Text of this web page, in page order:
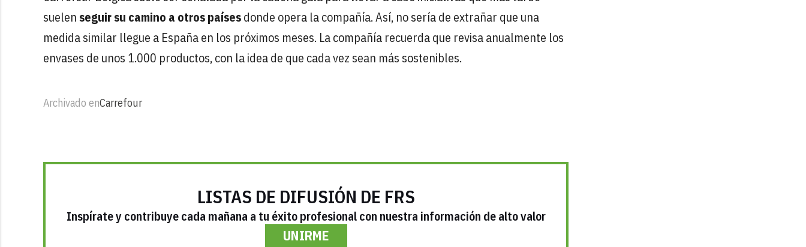
suelen seguir su camino a otros paísesdonde opera la compañía. Así, no sería de extrañar que una
medida similar llegue a España en los próximos meses. La compañía recuerda que revisa anualmente los
envases de unos 1.000 productos, con la idea de que cada vez sean más sostenibles.
Archivado enCarrefour
LISTAS DE DIFUSIÓN DE FRS
Inspírate y contribuye cada mañana a tu éxito profesional con nuestra información de alto valor
UNIRME